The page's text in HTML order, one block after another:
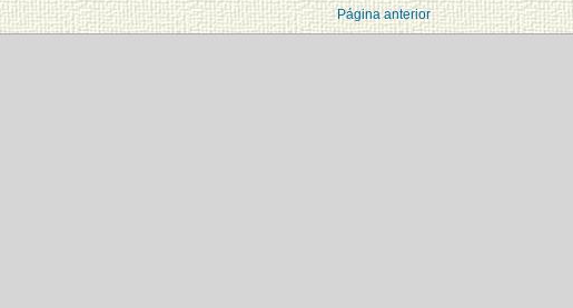
Página anterior